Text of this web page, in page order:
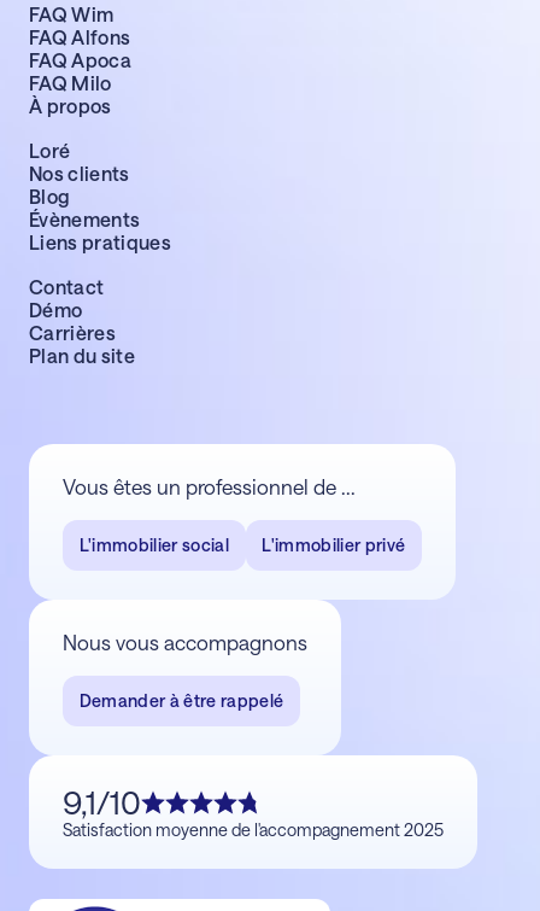
FAQ Wim
FAQ Alfons
FAQ Apoca
FAQ Milo
À propos
Loré
Nos clients
Blog
Évènements
Liens pratiques
Contact
Démo
Carrières
Plan du site
Vous êtes un professionnel de ...
L'immobilier social L'immobilier privé
Nous vous accompagnons
Demander à être rappelé
9,1/10
Satisfaction moyenne de l'accompagnement 2025